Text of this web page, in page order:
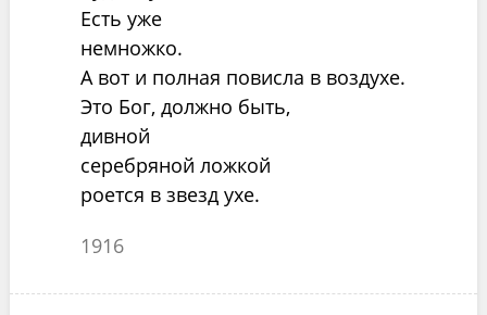
Есть уже
немножко.
А вот и полная повисла в воздухе.
Это Бог, должно быть,
дивной
серебряной ложкой
роется в звезд ухе.
1916